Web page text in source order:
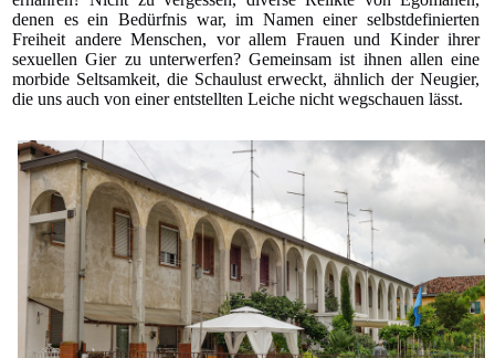
denen es ein Bedürfnis war, im Namen einer selbstdefinierten
Freiheit andere Menschen, vor allem Frauen und Kinder ihrer
sexuellen Gier zu unterwerfen? Gemeinsam ist ihnen allen eine
morbide Seltsamkeit, die Schaulust erweckt, ähnlich der Neugier,
die uns auch von einer entstellten Leiche nicht wegschauen lässt.